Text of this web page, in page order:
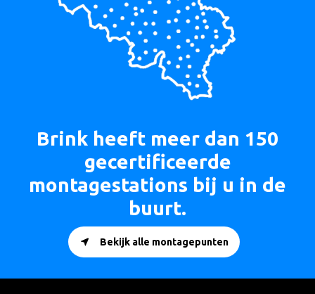
Brink heeft meer dan 150
gecertificeerde
montagestations bij u in de
buurt.
Bekijk alle montagepunten